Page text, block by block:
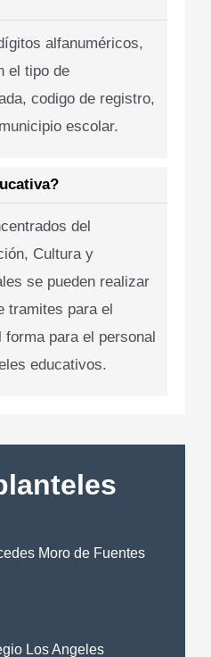
alfanuméricos,
el tipo de
codigo de registro,
escolar.
del
Cultura y
se pueden realizar
tramites para el
para el personal
educativos.
Moro de Fuentes
Los Angeles